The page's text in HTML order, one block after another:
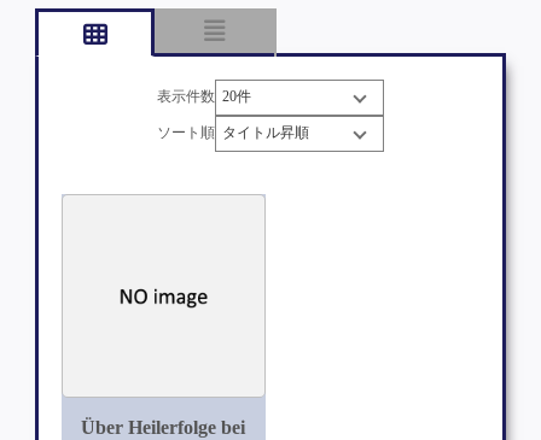
表示件数
ソート順
Über Heilerfolge bei